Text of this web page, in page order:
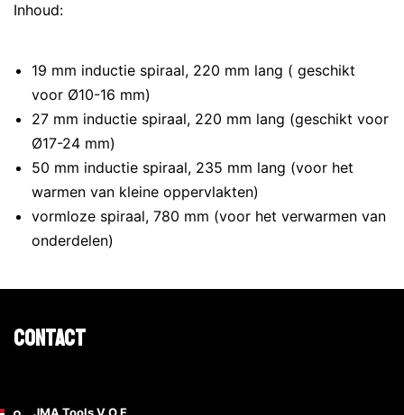
Inhoud:
19 mm inductie spiraal, 220 mm lang ( geschikt
voor Ø10-16 mm)
27 mm inductie spiraal, 220 mm lang (geschikt voor
Ø17-24 mm)
50 mm inductie spiraal, 235 mm lang (voor het
warmen van kleine oppervlakten)
vormloze spiraal, 780 mm (voor het verwarmen van
onderdelen)
Contact